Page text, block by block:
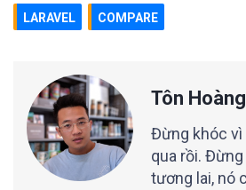
LARAVEL COMPARE
Tôn
Đừng khóc vì
qua rồi.
tương lai, nó